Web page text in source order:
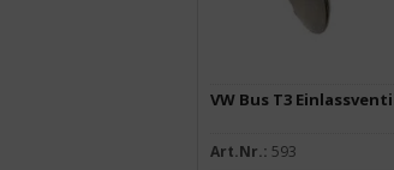
VW Bus T3
Art.Nr.: 593